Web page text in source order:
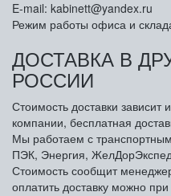
E-mail: kabinett@yandex.ru
Режим работы офиса и
ДОСТАВКА В
РОССИИ
Стоимость доставки зависит
компании, бесплатная
Мы работаем с
ПЭК, Энергия,
Стоимость сообщит
оплатить доставку можно